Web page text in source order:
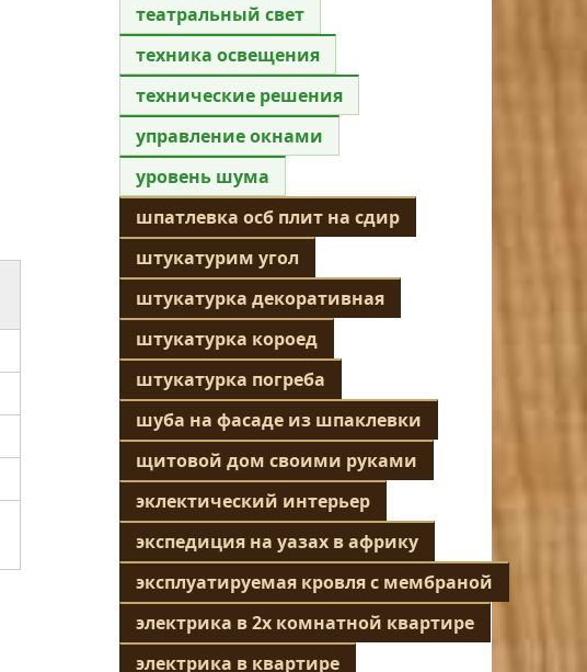
театральный свет
техника освещения
технические решения
управление окнами
уровень шума
шпатлевка осб плит на сдир
штукатурим угол
штукатурка декоративная
штукатурка короед
штукатурка погреба
шуба на фасаде из шпаклевки
щитовой дом своими руками
эклектический интерьер
экспедиция на уазах в африку
эксплуатируемая кровля с мембраной
электрика в 2х комнатной квартире
электрика в квартире